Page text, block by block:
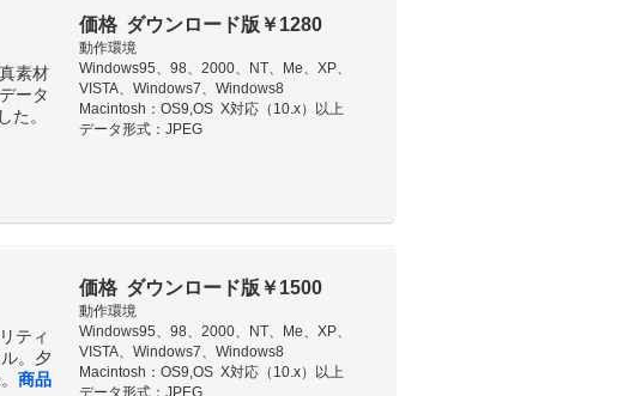
素材
ータ
た。
価格 ダウンロード版￥1280
動作環境
Windows95、98、2000、NT、Me、XP、
VISTA、Windows7、Windows8
Macintosh：OS9,OS X対応（10.x）以上
データ形式：JPEG
ティ
。夕
商品
価格 ダウンロード版￥1500
動作環境
Windows95、98、2000、NT、Me、XP、
VISTA、Windows7、Windows8
Macintosh：OS9,OS X対応（10.x）以上
データ形式：JPEG